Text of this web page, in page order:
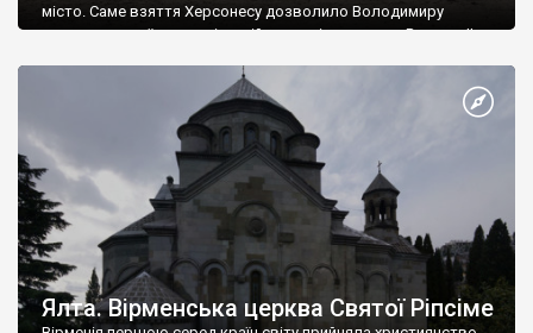
місто. Саме взяття Херсонесу дозволило Володимиру
диктувати свої умови візантійському імператору Василю ІІ, та
Херсонесі Володимир-язичник, став Василем-християнином.
А потім було Хрещення Русі. На честь Херсонесу Таврійського
Ялта. Вірменська церква Святої Ріпсіме